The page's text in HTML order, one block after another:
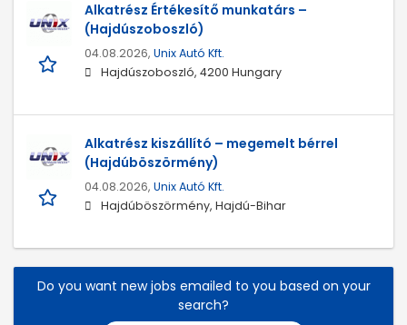
Alkatrész Értékesítő munkatárs –
(Hajdúszoboszló)
04.08.2026, Unix Autó Kft.
Hajdúszoboszló, 4200 Hungary
Alkatrész kiszállító – megemelt bérrel
(Hajdúböszörmény)
04.08.2026, Unix Autó Kft.
Hajdúböszörmény, Hajdú-Bihar
Do you want new jobs emailed to you based on your
search?